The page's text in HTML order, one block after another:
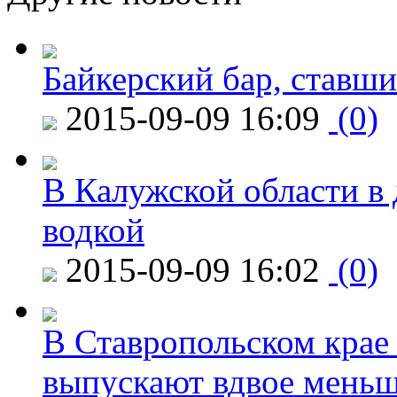
Байкерский бар,
2015-09-09 16:09 (0)
В Калужской области в
водкой
2015-09-09 16:02 (0)
В Ставропольском
выпускают вдвое